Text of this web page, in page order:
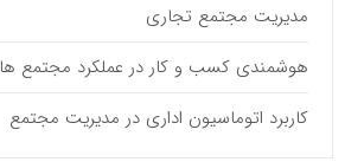
مدیریت مجتمع تجاری
هوشمندی کسب و کار در عملکرد مجتمع ها
کاربرد اتوماسیون اداری در مدیریت مجتمع